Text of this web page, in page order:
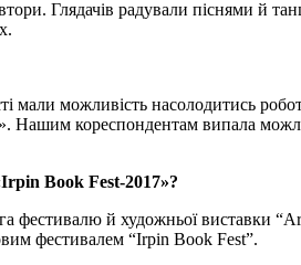
Глядачів радували піснями й
мали можливість насолодитись
Нашим кореспондентам випала
Book Fest-2017»?
фестивалю й художньої
фестивалем “Irpin Book Fest”.